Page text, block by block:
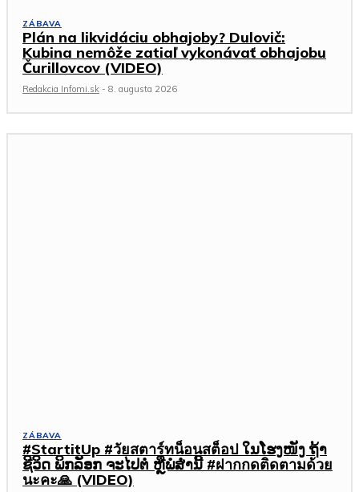
ZÁBAVA
Plán na likvidáciu obhajoby? Dulovič:
Kubina nemôže zatiaľ vykonávať obhajobu
Čurillovcov (VIDEO)
Redakcia Infomi.sk - 8. augusta 2026
ZÁBAVA
#StartitUp #วัยสตาร์ทน็อนสต็อป ໃນໂຮງໜັງ ຖ້າ
ຊີວິດ ພິກລັອກ ຈະໄປຕໍ່ ຫຼືພໍສໍ່ານີ້ #ฝากกดติดตามด้วย
นะคะ🙏 (VIDEO)